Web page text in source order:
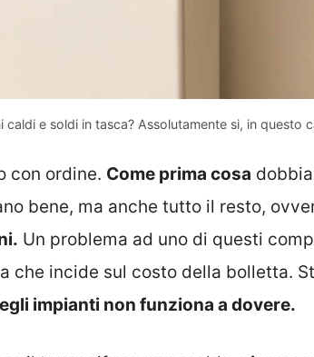
caldi e soldi in tasca? Assolutamente si, in questo
con ordine. Come prima cosa
bene, ma anche tutto il resto,
Un problema ad uno di questi
che incide sul costo della bolletta.
impianti non funziona a dovere.